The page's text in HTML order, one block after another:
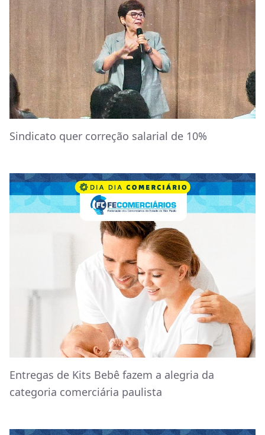
Sindicato quer correção salarial de 10%
Entregas de Kits Bebê fazem a alegria da
categoria comerciária paulista